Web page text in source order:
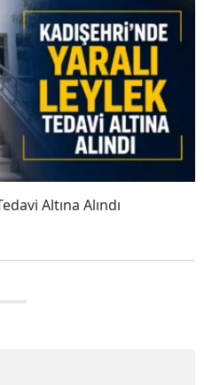
Altına Alındı